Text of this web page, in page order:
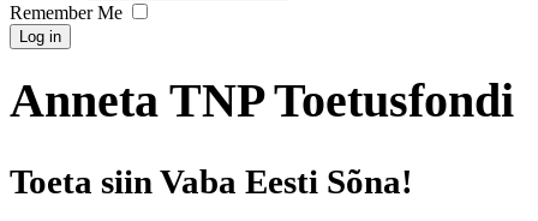
Remember Me
Log in
Anneta TNP Toetusfondi
Toeta siin Vaba Eesti Sõna!